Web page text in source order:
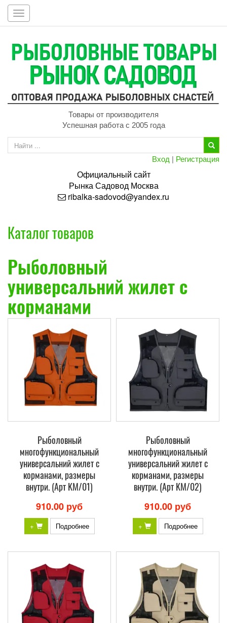
Toggle
navigation
Товары от производителя
Успешная работа с 2005 года
Вход | Регистрация
Официальный сайт
РынкаСадовод Москва
ribalka-sadovod@yandex.ru
Каталог товаров
Рыболовный
универсальний жилет с
корманами
Рыболовный
многофункциональный
универсальний жилет с
корманами, размеры
внутри. (Арт KM/01)
910.00 руб
+ Подробнее
Рыболовный
многофункциональный
универсальний жилет с
корманами, размеры
внутри. (Арт KM/02)
910.00 руб
+ Подробнее